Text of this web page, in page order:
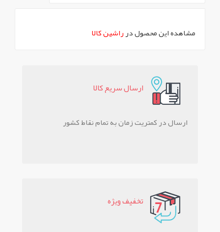
مشاهده این محصول درراشین کالا
ارسال سريع کالا
ارسال در کمتریت زمان به تمام نقاط کشور
تخفيف ويژه